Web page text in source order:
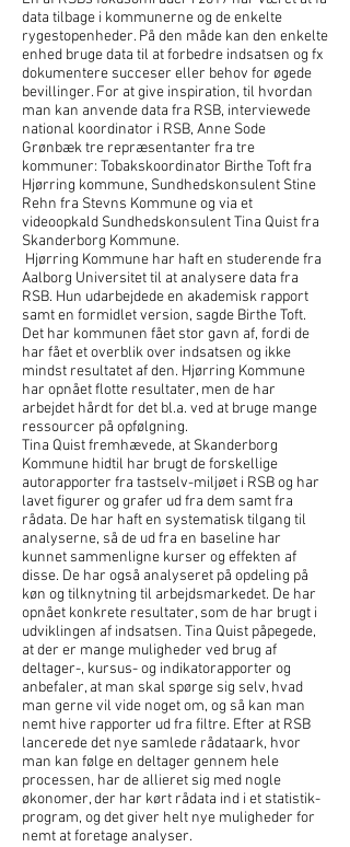
data tilbage i kommunerne og de enkelte
rygestopenheder. På den måde kan den enkelte
enhed bruge data til at forbedre indsatsen og fx
dokumentere succeser eller behov for øgede
bevillinger. For at give inspiration, til hvordan
man kan anvende data fra RSB, interviewede
national koordinator i RSB, Anne Sode
Grønbæk tre repræsentanter fra tre
kommuner: Tobakskoordinator Birthe Toft fra
Hjørring kommune, Sundhedskonsulent Stine
Rehn fra Stevns Kommune og via et
videoopkald Sundhedskonsulent Tina Quist fra
Skanderborg Kommune.
Hjørring Kommune har haft en studerende fra
Aalborg Universitet til at analysere data fra
RSB. Hun udarbejdede en akademisk rapport
samt en formidlet version, sagde Birthe Toft.
Det har kommunen fået stor gavn af, fordi de
har fået et overblik over indsatsen og ikke
mindst resultatet af den. Hjørring Kommune
har opnået flotte resultater, men de har
arbejdet hårdt for det bl.a. ved at bruge mange
ressourcer på opfølgning.
Tina Quist fremhævede, at Skanderborg
Kommune hidtil har brugt de forskellige
autorapporter fra tastselv-miljøet i RSB og har
lavet figurer og grafer ud fra dem samt fra
rådata. De har haft en systematisk tilgang til
analyserne, så de ud fra en baseline har
kunnet sammenligne kurser og effekten af
disse. De har også analyseret på opdeling på
køn og tilknytning til arbejdsmarkedet. De har
opnået konkrete resultater, som de har brugt i
udviklingen af indsatsen. Tina Quist påpegede,
at der er mange muligheder ved brug af
deltager-, kursus- og indikatorapporter og
anbefaler, at man skal spørge sig selv, hvad
man gerne vil vide noget om, og så kan man
nemt hive rapporter ud fra filtre. Efter at RSB
lancerede det nye samlede rådataark, hvor
man kan følge en deltager gennem hele
processen, har de allieret sig med nogle
økonomer, der har kørt rådata ind i et statistik-
program, og det giver helt nye muligheder for
nemt at foretage analyser.